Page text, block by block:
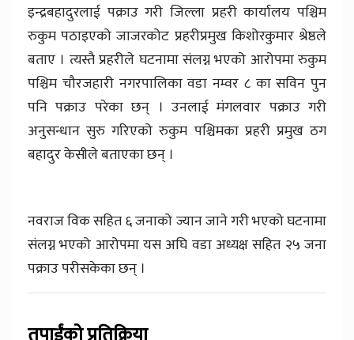
इन्द्रबहादुरलाई पक्राउ गरी जिल्ला प्रहरी कार्यालय पश्चिम
रुकुम पठाइएको जाजरकोट प्रहरीप्रमुख किशोरकुमार श्रेष्ठले
बताए । त्यस्तै प्रहरीले घटनामा संलग्न भएको आरोपमा रुकुम
पश्चिम चौरजहारी नगरपालिका वडा नम्वर ८ का सविन पुन
पनि पक्राउ परेका छन् । उनलाई मंगलवार पक्राउ गरी
अनुसन्धान सुरु गरिएको रुकुम पश्चिमका प्रहरी प्रमुख ठग
बहादुर केसीले बताएका छन् ।
नवराज विक सहित ६ जनाको ज्यान जाने गरी भएको घटनामा
संलग्न भएको आरोपमा यस अघि वडा अध्यक्ष सहित २५ जना
पक्राउ परीसकेका छन् ।